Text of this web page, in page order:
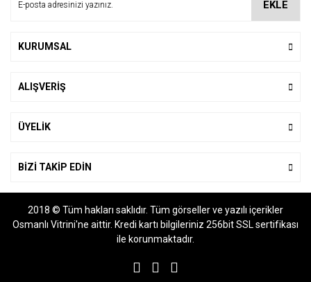
EKLE
KURUMSAL
ALIŞVERİŞ
ÜYELİK
BİZİ TAKİP EDİN
2018 © Tüm hakları saklıdır. Tüm görseller ve yazılı içerikler
Osmanlı Vitrini'ne aittir. Kredi kartı bilgileriniz 256bit SSL sertifikası
ile korunmaktadır.